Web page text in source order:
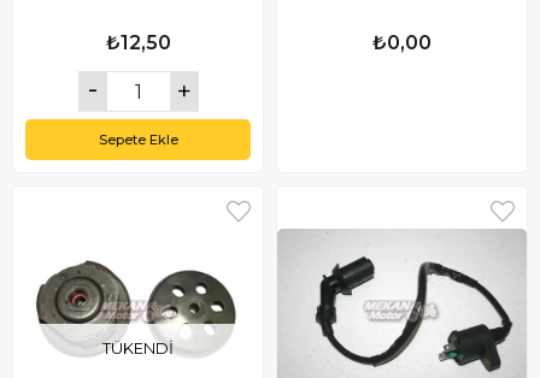
₺12,50
Sepete Ekle
₺0,00
TÜKENDI